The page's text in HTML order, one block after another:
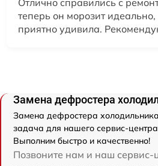
теперь он морозит
приятно удивила.
Замена дефростера
Замена дефростера
задача для нашего сервис-
Выполним быстро и качественно!
Позвоните нам и наш сервис-